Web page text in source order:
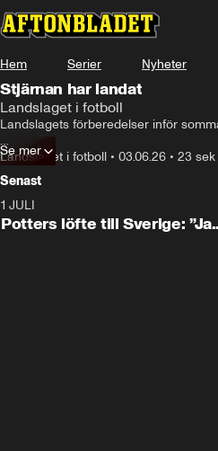
Hem Serier Nyheter
Stjärnan har landat
Landslaget i fotboll
Landslagets förberedelser inför
Till dagens träning har laget fått
Premier League-mästare.
Landslaget i fotboll • 03.06.26 • 23 sek
Se mer
Senast
1 JULI
Potters löfte till Sverige: